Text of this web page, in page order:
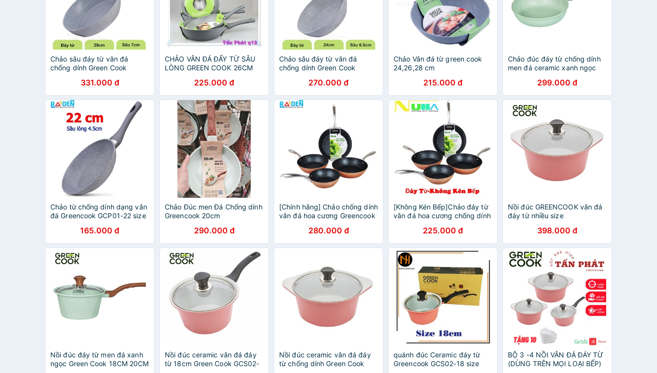
Chảo sâu đáy từ vân đá
chống dính Green Cook
331.000 đ
CHẢO VÂN ĐÁ ĐẤY TỪ SÂU
LÒNG GREEN COOK 26CM
225.000 đ
Chảo sâu đáy từ vân đá
chống dính Green Cook
270.000 đ
Chảo Vân đá từ green cook
24,26,28 cm
215.000 đ
Chảo đúc đáy từ chống dính
men đá ceramic xanh ngọc
nghệ Hàn Quốc299.000 đ
Chảo từ chống dính dạng vân
đá Greencook GCP01-22 size
bếp hồng ngoại, bếp từ
165.000 đ
Chảo Đúc men Đá Chống dính
Greencook 20cm
290.000 đ
[Chính hãng] Chảo chống dính
vân đá hoa cương Greencook
bếp hồng ngoại, bếp từ
280.000 đ
[Không Kén Bếp]Chảo đáy từ
vân đá hoa cương chống dính
tay cầm inox chống bỏng
chắc chắn
225.000 đ
Nồi đúc GREENCOOK vân đá
đáy từ nhiều size
398.000 đ
Nồi đúc đáy từ men đá xanh
ngọc Green Cook 18CM 20CM
Nồi đúc ceramic vân đá đáy
từ 18cm Green Cook GCS02-
Nồi đúc ceramic vân đá đáy
từ chống dính Green Cook
quánh đúc Ceramic đáy từ
Greencook GCS02-18 size
BỘ 3 -4 NỒI VÂN ĐÁ ĐÁY TỪ
(DÙNG TRÊN MỌI LOẠI BẾP)